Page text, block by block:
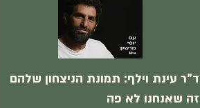
ד"ר עינת וילף: תמונת הניצחון שלהם
זה שאנחנו לא פה